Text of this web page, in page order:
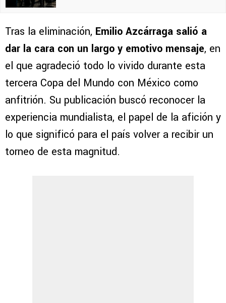
Tras la eliminación, Emilio Azcárraga salió a
dar la cara con un largo y emotivo mensaje, en
el que agradeció todo lo vivido durante esta
tercera Copa del Mundo con México como
anfitrión. Su publicación buscó reconocer la
experiencia mundialista, el papel de la afición y
lo que significó para el país volver a recibir un
torneo de esta magnitud.